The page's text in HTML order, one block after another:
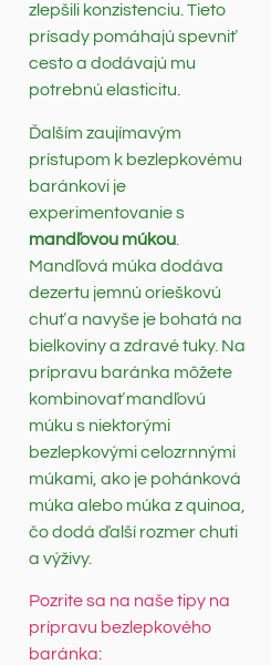
zlepšili konzistenciu. Tieto
prísady pomáhajú spevniť
cesto a dodávajú mu
potrebnú elasticitu.
Ďalším zaujímavým
prístupom k bezlepkovému
baránkovi je
experimentovanie s
mandľovou múkou
Mandľová múka dodáva
dezertu jemnú orieškovú
chuť a navyše je bohatá na
bielkoviny a zdravé tuky. Na
prípravu baránka môžete
kombinovať mandľovú
múku s niektorými
bezlepkovými celozrnnými
múkami, ako je pohánková
múka alebo múka z quinoa,
čo dodá ďalší rozmer chuti
a výživy.
Pozrite sa na naše tipy na
prípravu bezlepkového
baránka: